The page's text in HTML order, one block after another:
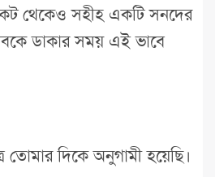
থেকেও সহীহ একটি সনদের
ডাকার সময় এই ভাবে
তোমার দিকে অনুগামী হয়েছি।